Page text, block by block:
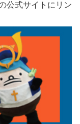
公式サイトにリン